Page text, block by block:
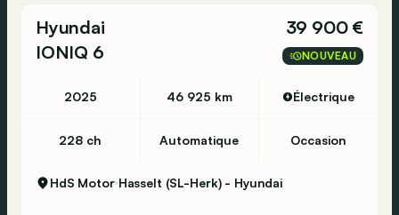
Hyundai
IONIQ 6
39 900 €
NOUVEAU
2025 46 925 km Électrique
228 ch Automatique Occasion
HdS Motor Hasselt (SL-Herk) - Hyundai